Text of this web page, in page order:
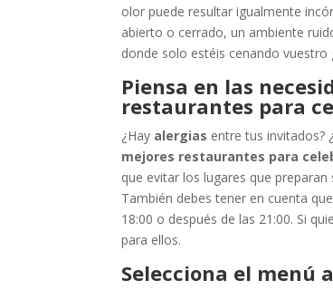
olor puede resultar igualmente
abierto o cerrado, un ambiente
donde solo estéis cenando
Piensa en las
restaurantes para
¿Hay alergias entre tus invitados?
mejores restaurantes para
que evitar los lugares que
También debes tener en cuenta
18:00 o después de las 21:00. Si
para ellos.
Selecciona el menú